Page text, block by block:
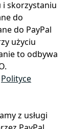
i skorzystaniu
do
do PayPal
użyciu
to odbywa
Polityce
z usługi